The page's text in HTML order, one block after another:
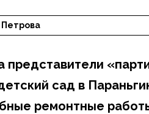
Петрова
представители
сад в
ремонтные